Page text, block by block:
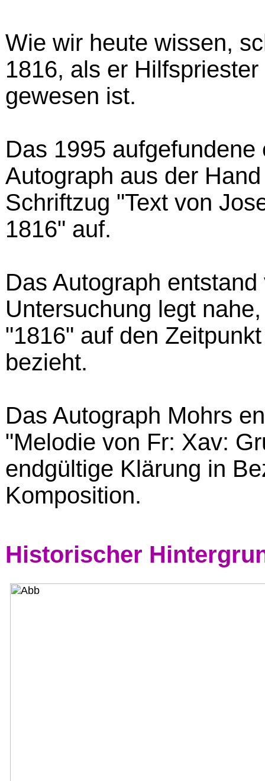
Wie wir heute wissen,
1816, als er
gewesen ist.
Das 1995
Autograph aus der
Schriftzug "Text von
1816" auf.
Das Autograph
Untersuchung legt
"1816" auf den
bezieht.
Das Autograph Mohrs
"Melodie von Fr: Xav:
endgültige Klärung in
Komposition.
Historischer